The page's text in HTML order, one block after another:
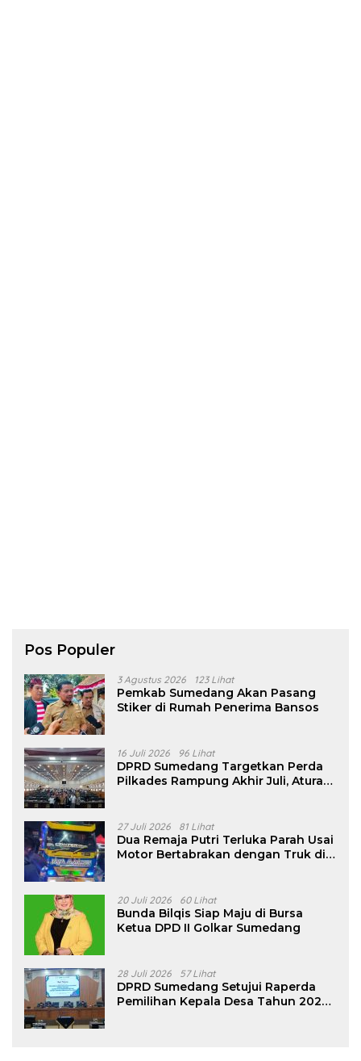
Pos Populer
3 Agustus 2026 123 Lihat
Pemkab Sumedang Akan Pasang
Stiker di Rumah Penerima Bansos
16 Juli 2026 96 Lihat
DPRD Sumedang Targetkan Perda
Pilkades Rampung Akhir Juli, Aturan
27 Juli 2026 81 Lihat
Dua Remaja Putri Terluka Parah Usai
Motor Bertabrakan dengan Truk di
20 Juli 2026 60 Lihat
Bunda Bilqis Siap Maju di Bursa
Ketua DPD II Golkar Sumedang
28 Juli 2026 57 Lihat
DPRD Sumedang Setujui Raperda
Pemilihan Kepala Desa Tahun 2026